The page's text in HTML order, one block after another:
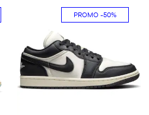
PROMO -50%